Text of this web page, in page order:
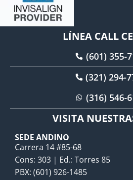
LÍNEA CALL
(601) 355-
(321) 294-
(316) 546-
VISITA
SEDE ANDINO
Carrera 14 #85-68
Cons: 303 | Ed.: Torres 85
PBX: (601) 926-1485